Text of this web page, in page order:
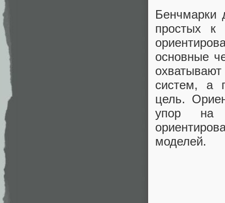
Бенчмарки
простых к
основные
систем, а
цель.
упор на
моделей.